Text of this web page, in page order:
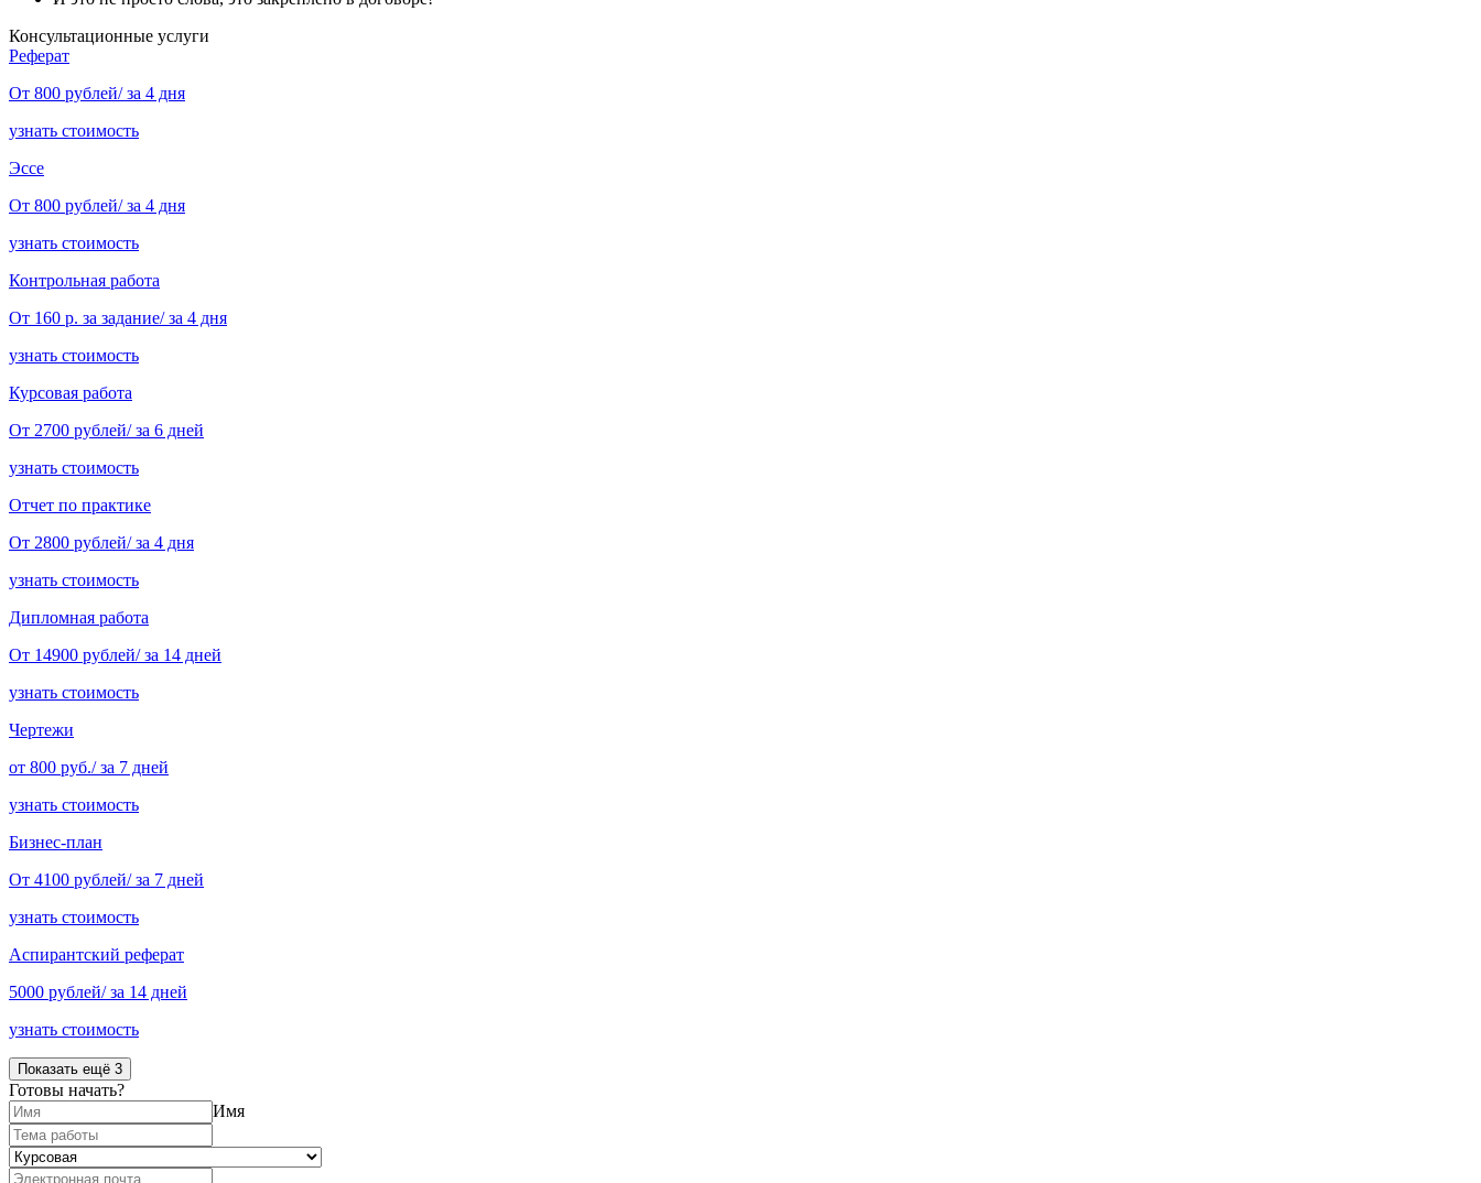
Консультационные услуги
Реферат
От 800 рублей/ за 4 дня
узнать стоимость
Эссе
От 800 рублей/ за 4 дня
узнать стоимость
Контрольная работа
От 160 р. за задание/ за 4 дня
узнать стоимость
Курсовая работа
От 2700 рублей/ за 6 дней
узнать стоимость
Отчет по практике
От 2800 рублей/ за 4 дня
узнать стоимость
Дипломная работа
От 14900 рублей/ за 14 дней
узнать стоимость
Чертежи
от 800 руб./ за 7 дней
узнать стоимость
Бизнес-план
От 4100 рублей/ за 7 дней
узнать стоимость
Аспирантский реферат
5000 рублей/ за 14 дней
узнать стоимость
Показать ещё 3
Готовы начать?
Имя